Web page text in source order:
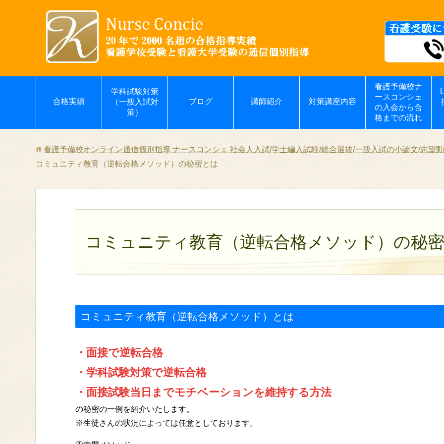
合格実績
学科試験対策
（一般入試対
策）
ブログ 講師紹介 対策講座内容
看護予備校ナ
ースコンシェ
の入会から合
格までの流れ
看護予備校オンライン通信個別指導 ナースコンシェ 社会人入試/学士編入試験/総合選抜/一般入試の小論文/志望
コミュニティ教育（逆転合格メソッド）の秘密とは
コミュニティ教育（逆転合格メソッド）の秘
コミュニティ教育（逆転合格メソッド）とは
・面接で逆転合格
・学科試験対策で逆転合格
・面接試験当日までモチベーションを維持する方法
の秘密の一例を紹介いたします。
※生徒さんの状況によっては任意としております。